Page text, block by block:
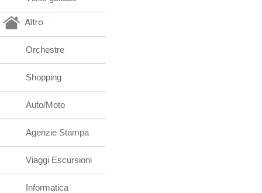
Altro
Orchestre
Shopping
Auto/Moto
Agenzie Stampa
Viaggi Escursioni
Informatica